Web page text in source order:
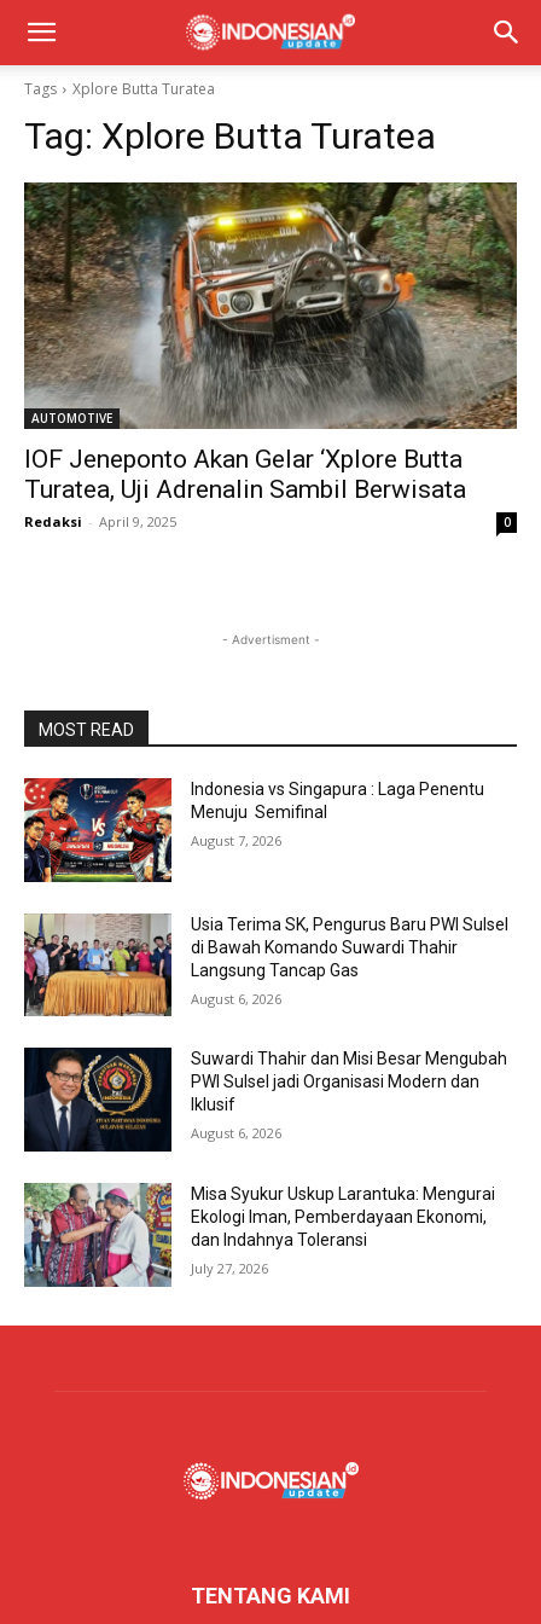
Tags Xplore Butta Turatea
Tag: Xplore Butta Turatea
AUTOMOTIVE
IOF Jeneponto Akan Gelar ‘Xplore Butta
Turatea, Uji Adrenalin Sambil Berwisata
Redaksi - April 9, 2025 0
- Advertisment -
MOST READ
Indonesia vs Singapura : Laga Penentu
Menuju Semifinal
August 7, 2026
Usia Terima SK, Pengurus Baru PWI Sulsel
di Bawah Komando Suwardi Thahir
Langsung Tancap Gas
August 6, 2026
Suwardi Thahir dan Misi Besar Mengubah
PWI Sulsel jadi Organisasi Modern dan
Iklusif
August 6, 2026
Misa Syukur Uskup Larantuka: Mengurai
Ekologi Iman, Pemberdayaan Ekonomi,
dan Indahnya Toleransi
July 27, 2026
TENTANG KAMI